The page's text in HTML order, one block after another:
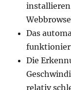
Das
Die
relativ